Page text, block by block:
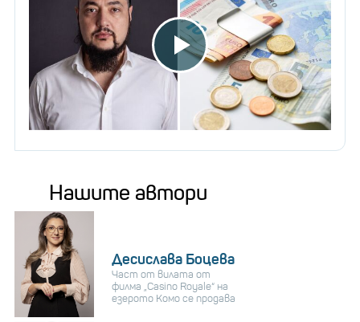
Нашите автори
Десислава Боцева
Част от вилата от
филма „Casino Royale“ на
езерото Комо се продава